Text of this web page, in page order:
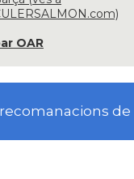
OAR
de